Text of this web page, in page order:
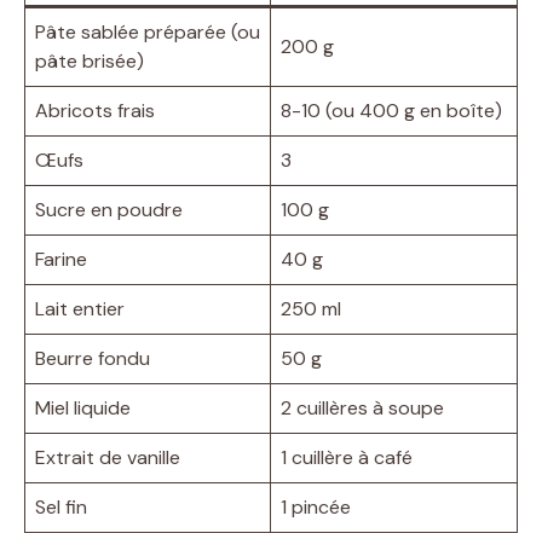
Pâte sablée préparée (ou
pâte brisée)
200 g
Abricots frais
8-10 (ou 400 g en boîte)
Œufs
3
Sucre en poudre
100 g
Farine
40 g
Lait entier
250 ml
Beurre fondu
50 g
Miel liquide
2 cuillères à soupe
Extrait de vanille
1 cuillère à café
Sel fin
1 pincée